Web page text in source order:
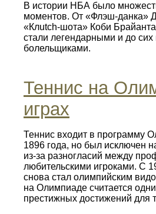
В истории НБА было
моментов. От «Флэш-данка»
«Клutch-шота» Коби
стали легендарными и до
болельщиками.
Теннис на
играх
Теннис входит в программу
1896 года, но был исключен
из-за разногласий между
любительскими игроками. С
снова стал олимпийским
на Олимпиаде считается
престижных достижений для